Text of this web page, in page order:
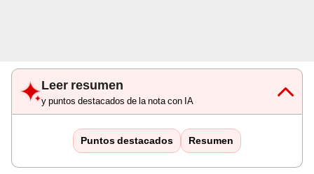
Leer resumen
y puntos destacados de la nota con IA
Puntos destacados Resumen